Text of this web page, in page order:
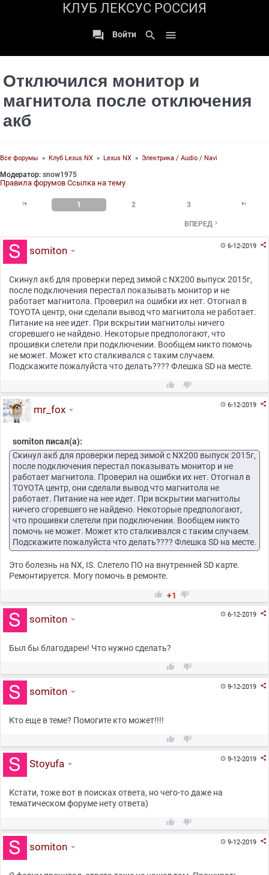
КЛУБ ЛЕКСУС РОССИЯ
 Войти search 
Отключился монитор и
магнитола после отключения
акб
Все форумы » Клуб Lexus NX » Lexus NX » Электрика / Audio / Navi
Модератор: snow1975
Правила форумов Ссылка на тему
 1 2 3 
ВПЕРЕД 
6-12-2019 
somiton
Скинул акб для проверки перед зимой с NX200 выпуск 2015г,
после подключения перестал показывать монитор и не
работает магнитола. Проверил на ошибки их нет. Отогнал в
TOYOTA центр, они сделали вывод что магнитола не работает.
Питание на нее идет. При вскрытии магнитолы ничего
сгоревшего не найдено. Некоторые предпологают, что
прошивки слетели при подключении. Вообщем никто помочь
не может. Может кто сталкивался с таким случаем.
Подскажите пожалуйста что делать???? Флешка SD на месте.
 
6-12-2019 
mr_fox
somiton писал(а):
Скинул акб для проверки перед зимой с NX200 выпуск 2015г,
после подключения перестал показывать монитор и не
работает магнитола. Проверил на ошибки их нет. Отогнал в
TOYOTA центр, они сделали вывод что магнитола не
работает. Питание на нее идет. При вскрытии магнитолы
ничего сгоревшего не найдено. Некоторые предпологают,
что прошивки слетели при подключении. Вообщем никто
помочь не может. Может кто сталкивался с таким случаем.
Подскажите пожалуйста что делать???? Флешка SD на месте.
Это болезнь на NX, IS. Слетело ПО на внутренней SD карте.
Ремонтируется. Могу помочь в ремонте.
 +1 
6-12-2019 
somiton
Был бы благодарен! Что нужно сделать?
 
9-12-2019 
somiton
Кто еще в теме? Помогите кто может!!!!
 
9-12-2019 
Stoyufa
Кстати, тоже вот в поисках ответа, но чего-то даже на
тематическом форуме нету ответа)
 
9-12-2019 
somiton